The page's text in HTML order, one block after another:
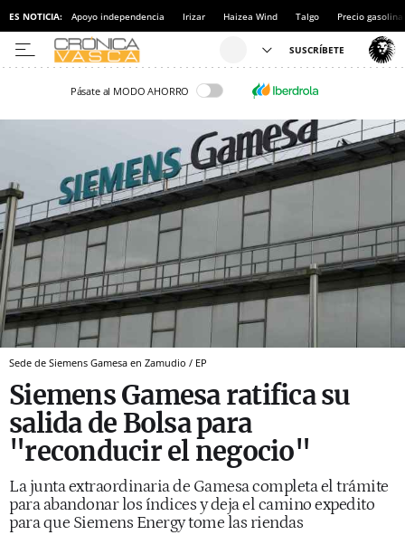
ES NOTICIA: Apoyo independencia Irizar Haizea Wind Talgo Precio gasolina
Pásate al MODO AHORRO
Sede de Siemens Gamesa en Zamudio / EP
Siemens Gamesa ratifica su
salida de Bolsa para
"reconducir el negocio"
La junta extraordinaria de Gamesa completa el trámite
para abandonar los índices y deja el camino expedito
para que Siemens Energy tome las riendas